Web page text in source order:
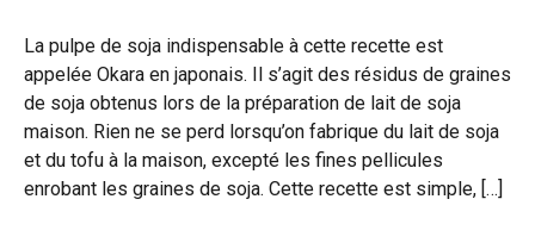
La pulpe de soja indispensable à cette recette est
appelée Okara en japonais. Il s’agit des résidus de graines
de soja obtenus lors de la préparation de lait de soja
maison. Rien ne se perd lorsqu’on fabrique du lait de soja
et du tofu à la maison, excepté les fines pellicules
enrobant les graines de soja. Cette recette est simple, […]